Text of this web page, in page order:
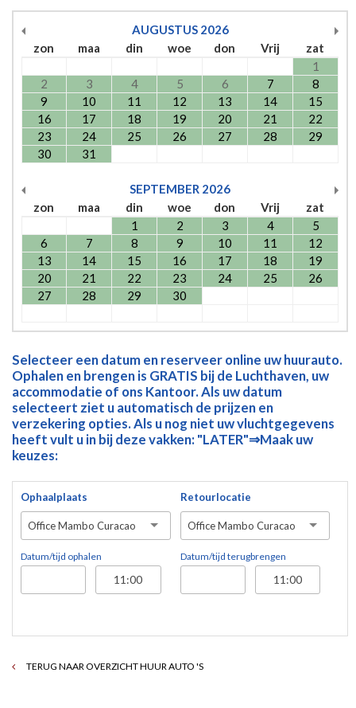
AUGUSTUS 2026
zon
maa din woe don Vrij
zat
1
2
3 4 5 6 7
8
9
10 11 12 13 14
15
16
17 18 19 20 21
22
23
24 25 26 27 28
29
30
31
SEPTEMBER 2026
zon
maa din woe don Vrij
zat
1
2 3 4
5
6
7 8 9 10 11
12
13
14 15 16 17 18
19
20
21 22 23 24 25
26
27
28 29 30
Selecteer een datum en reserveer online uw huurauto.
Ophalen en brengen is GRATIS bij de Luchthaven, uw
accommodatie of ons Kantoor. Als uw datum
selecteert ziet u automatisch de prijzen en
verzekering opties. Als u nog niet uw vluchtgegevens
heeft vult u in bij deze vakken: "LATER"⇒Maak uw
keuzes:
Ophaalplaats
Office Mambo Curacao
Datum/tijd ophalen
Retourlocatie
Office Mambo Curacao
Datum/tijd terugbrengen
TERUG NAAR OVERZICHT HUUR AUTO 'S